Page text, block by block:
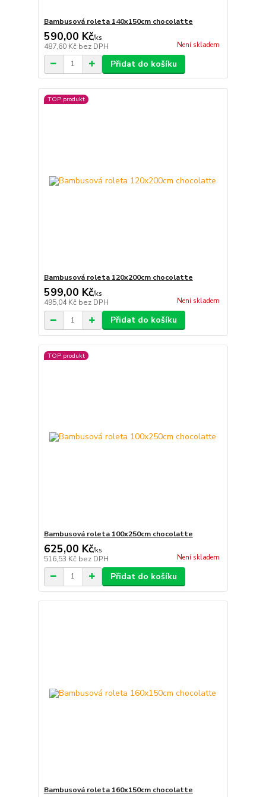
Bambusová roleta 140x150cm chocolatte
590,00 Kč/ks
487,60 Kč bez DPH Není skladem
Přidat do košíku
TOP produkt
Bambusová roleta 120x200cm chocolatte
599,00 Kč/ks
495,04 Kč bez DPH Není skladem
Přidat do košíku
TOP produkt
Bambusová roleta 100x250cm chocolatte
625,00 Kč/ks
516,53 Kč bez DPH Není skladem
Přidat do košíku
Bambusová roleta 160x150cm chocolatte